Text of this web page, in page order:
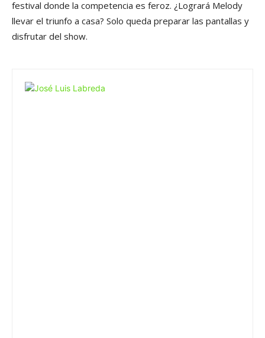
festival donde la competencia es feroz. ¿Logrará Melody
llevar el triunfo a casa? Solo queda preparar las pantallas y
disfrutar del show.